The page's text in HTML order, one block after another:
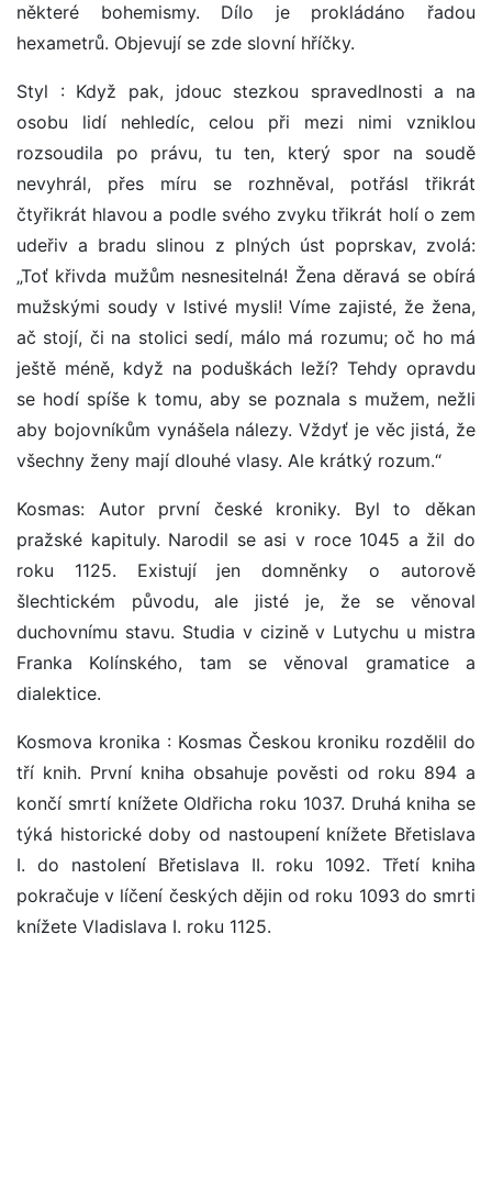
některé bohemismy. Dílo je prokládáno řadou
hexametrů. Objevují se zde slovní hříčky.
Styl : Když pak, jdouc stezkou spravedlnosti a na
osobu lidí nehledíc, celou při mezi nimi vzniklou
rozsoudila po právu, tu ten, který spor na soudě
nevyhrál, přes míru se rozhněval, potřásl třikrát
čtyřikrát hlavou a podle svého zvyku třikrát holí o zem
udeřiv a bradu slinou z plných úst poprskav, zvolá:
„Toť křivda mužům nesnesitelná! Žena děravá se obírá
mužskými soudy v lstivé mysli! Víme zajisté, že žena,
ač stojí, či na stolici sedí, málo má rozumu; oč ho má
ještě méně, když na poduškách leží? Tehdy opravdu
se hodí spíše k tomu, aby se poznala s mužem, nežli
aby bojovníkům vynášela nálezy. Vždyť je věc jistá, že
všechny ženy mají dlouhé vlasy. Ale krátký rozum.“
Kosmas: Autor první české kroniky. Byl to děkan
pražské kapituly. Narodil se asi v roce 1045 a žil do
roku 1125. Existují jen domněnky o autorově
šlechtickém původu, ale jisté je, že se věnoval
duchovnímu stavu. Studia v cizině v Lutychu u mistra
Franka Kolínského, tam se věnoval gramatice a
dialektice.
Kosmova kronika : Kosmas Českou kroniku rozdělil do
tří knih. První kniha obsahuje pověsti od roku 894 a
končí smrtí knížete Oldřicha roku 1037. Druhá kniha se
týká historické doby od nastoupení knížete Břetislava
I. do nastolení Břetislava II. roku 1092. Třetí kniha
pokračuje v líčení českých dějin od roku 1093 do smrti
knížete Vladislava I. roku 1125.